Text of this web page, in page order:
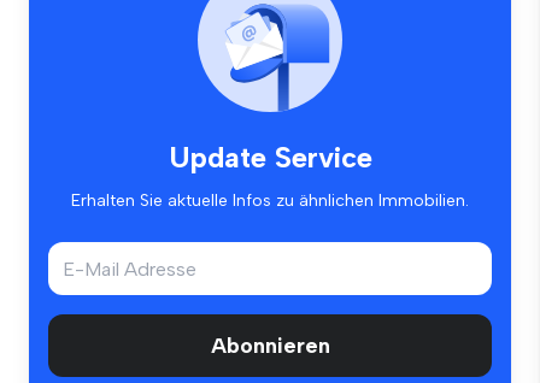
Update Service
Erhalten Sie aktuelle Infos zu ähnlichen Immobilien.
Abonnieren